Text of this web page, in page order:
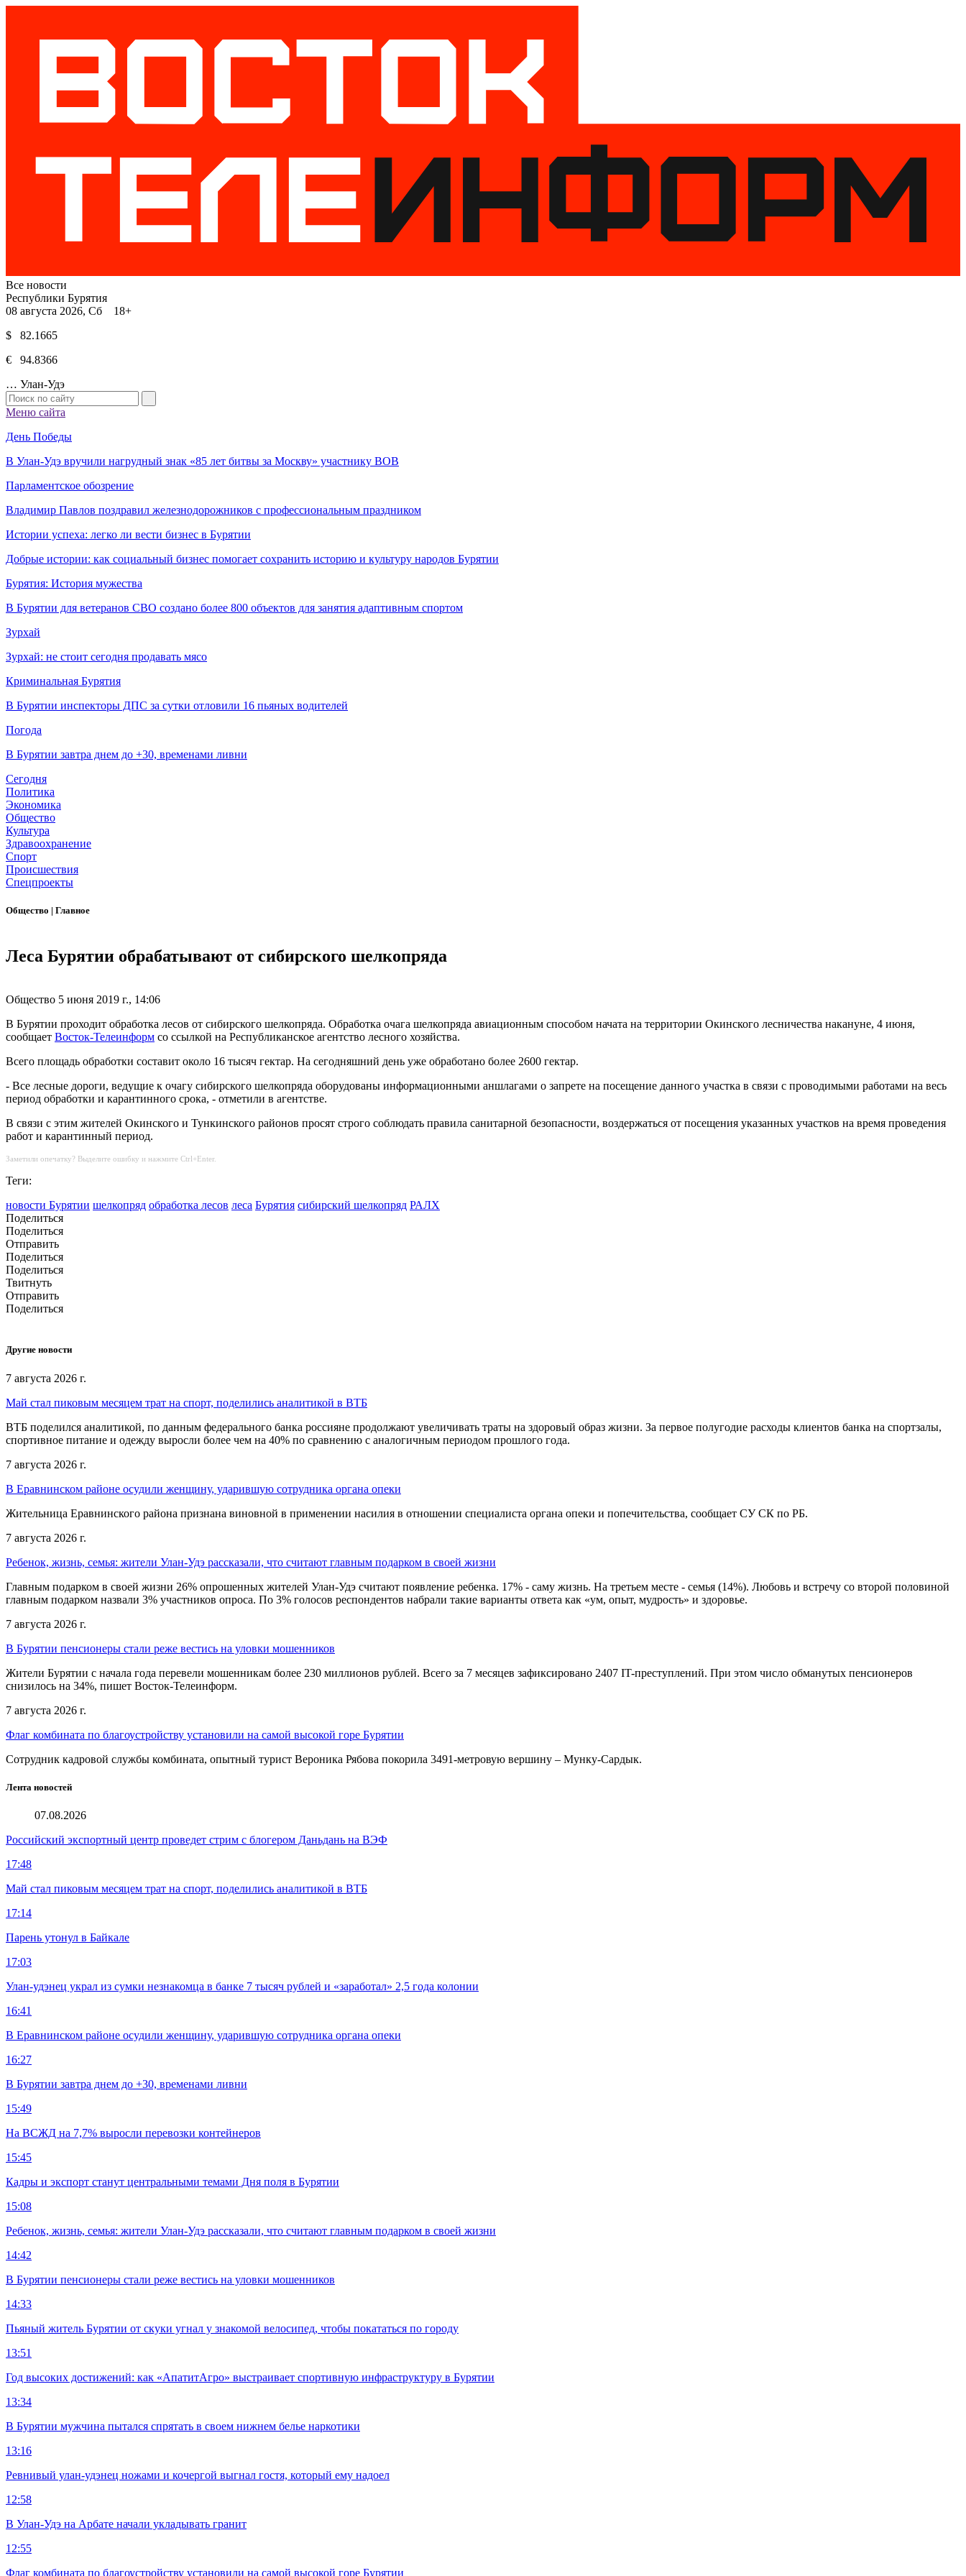
Все новости
Республики Бурятия
08 августа 2026, Сб 18+
$ 82.1665
€ 94.8366
… Улан-Удэ
Меню сайта
День Победы
В Улан-Удэ вручили нагрудный знак «85 лет битвы за Москву» участнику ВОВ
Парламентское обозрение
Владимир Павлов поздравил железнодорожников с профессиональным праздником
Истории успеха: легко ли вести бизнес в Бурятии
Добрые истории: как социальный бизнес помогает сохранить историю и культуру народов Бурятии
Бурятия: История мужества
В Бурятии для ветеранов СВО создано более 800 объектов для занятия адаптивным спортом
Зурхай
Зурхай: не стоит сегодня продавать мясо
Криминальная Бурятия
В Бурятии инспекторы ДПС за сутки отловили 16 пьяных водителей
Погода
В Бурятии завтра днем до +30, временами ливни
Сегодня
Политика
Экономика
Общество
Культура
Здравоохранение
Спорт
Происшествия
Спецпроекты
Общество | Главное
Леса Бурятии обрабатывают от сибирского шелкопряда
Общество 5 июня 2019 г., 14:06
В Бурятии проходит обработка лесов от сибирского шелкопряда. Обработка очага шелкопряда авиационным способом начата на территории Окинского лесничества накануне, 4 июня,
сообщает Восток-Телеинформ со ссылкой на Республиканское агентство лесного хозяйства.
Всего площадь обработки составит около 16 тысяч гектар. На сегодняшний день уже обработано более 2600 гектар.
- Все лесные дороги, ведущие к очагу сибирского шелкопряда оборудованы информационными аншлагами о запрете на посещение данного участка в связи с проводимыми работами на весь
период обработки и карантинного срока, - отметили в агентстве.
В связи с этим жителей Окинского и Тункинского районов просят строго соблюдать правила санитарной безопасности, воздержаться от посещения указанных участков на время проведения
работ и карантинный период.
Заметили опечатку? Выделите ошибку и нажмите Ctrl+Enter.
Теги:
новости Бурятии шелкопряд обработка лесов леса Бурятия сибирский шелкопряд РАЛХ
Поделиться
Поделиться
Отправить
Поделиться
Поделиться
Твитнуть
Отправить
Поделиться
Другие новости
7 августа 2026 г.
Май стал пиковым месяцем трат на спорт, поделились аналитикой в ВТБ
ВТБ поделился аналитикой, по данным федерального банка россияне продолжают увеличивать траты на здоровый образ жизни. За первое полугодие расходы клиентов банка на спортзалы,
спортивное питание и одежду выросли более чем на 40% по сравнению с аналогичным периодом прошлого года.
7 августа 2026 г.
В Еравнинском районе осудили женщину, ударившую сотрудника органа опеки
Жительница Еравнинского района признана виновной в применении насилия в отношении специалиста органа опеки и попечительства, сообщает СУ СК по РБ.
7 августа 2026 г.
Ребенок, жизнь, семья: жители Улан-Удэ рассказали, что считают главным подарком в своей жизни
Главным подарком в своей жизни 26% опрошенных жителей Улан-Удэ считают появление ребенка. 17% - саму жизнь. На третьем месте - семья (14%). Любовь и встречу со второй половиной
главным подарком назвали 3% участников опроса. По 3% голосов респондентов набрали такие варианты ответа как «ум, опыт, мудрость» и здоровье.
7 августа 2026 г.
В Бурятии пенсионеры стали реже вестись на уловки мошенников
Жители Бурятии с начала года перевели мошенникам более 230 миллионов рублей. Всего за 7 месяцев зафиксировано 2407 IT-преступлений. При этом число обманутых пенсионеров
снизилось на 34%, пишет Восток-Телеинформ.
7 августа 2026 г.
Флаг комбината по благоустройству установили на самой высокой горе Бурятии
Сотрудник кадровой службы комбината, опытный турист Вероника Рябова покорила 3491-метровую вершину – Мунку-Сардык.
Лента новостей
07.08.2026
Российский экспортный центр проведет стрим с блогером Даньдань на ВЭФ
17:48
Май стал пиковым месяцем трат на спорт, поделились аналитикой в ВТБ
17:14
Парень утонул в Байкале
17:03
Улан-удэнец украл из сумки незнакомца в банке 7 тысяч рублей и «заработал» 2,5 года колонии
16:41
В Еравнинском районе осудили женщину, ударившую сотрудника органа опеки
16:27
В Бурятии завтра днем до +30, временами ливни
15:49
На ВСЖД на 7,7% выросли перевозки контейнеров
15:45
Кадры и экспорт станут центральными темами Дня поля в Бурятии
15:08
Ребенок, жизнь, семья: жители Улан-Удэ рассказали, что считают главным подарком в своей жизни
14:42
В Бурятии пенсионеры стали реже вестись на уловки мошенников
14:33
Пьяный житель Бурятии от скуки угнал у знакомой велосипед, чтобы покататься по городу
13:51
Год высоких достижений: как «АпатитАгро» выстраивает спортивную инфраструктуру в Бурятии
13:34
В Бурятии мужчина пытался спрятать в своем нижнем белье наркотики
13:16
Ревнивый улан-удэнец ножами и кочергой выгнал гостя, который ему надоел
12:58
В Улан-Удэ на Арбате начали укладывать гранит
12:55
Флаг комбината по благоустройству установили на самой высокой горе Бурятии